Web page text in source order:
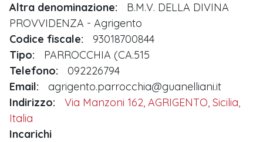
Altra denominazione:
B.M.V. DELLA DIVINA
PROVVIDENZA - Agrigento
Codice fiscale:
93018700844
Tipo:
PARROCCHIA (CA.515
Telefono:
092226794
Email:
agrigento.parrocchia@guanelliani.it
Indirizzo:
Via Manzoni 162, AGRIGENTO, Sicilia,
Italia
Incarichi